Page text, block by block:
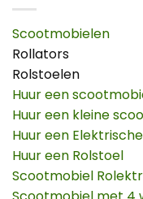
Scootmobielen
Rollators
Rolstoelen
Huur een
Huur een kleine
Huur een
Huur een Rolstoel
Scootmobiel